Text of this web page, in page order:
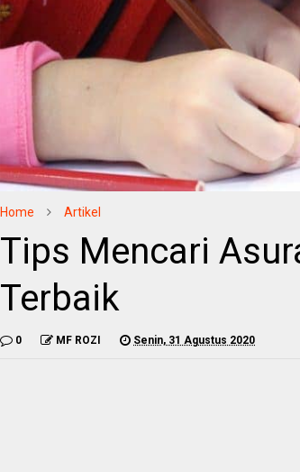
Home Artikel
Tips Mencari
Terbaik
0 MF ROZI Senin, 31 Agustus 2020